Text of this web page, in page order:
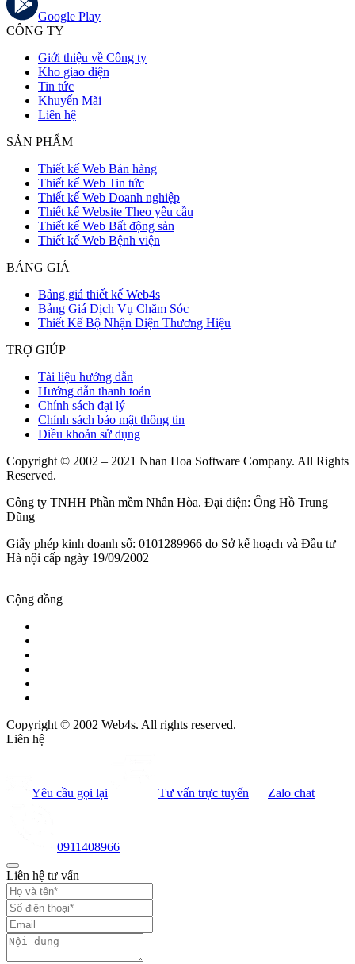
Google Play
CÔNG TY
Giới thiệu về Công ty
Kho giao diện
Tin tức
Khuyến Mãi
Liên hệ
SẢN PHẨM
Thiết kế Web Bán hàng
Thiết kế Web Tin tức
Thiết kế Web Doanh nghiệp
Thiết kế Website Theo yêu cầu
Thiết kế Web Bất động sản
Thiết kế Web Bệnh viện
BẢNG GIÁ
Bảng giá thiết kế Web4s
Bảng Giá Dịch Vụ Chăm Sóc
Thiết Kế Bộ Nhận Diện Thương Hiệu
TRỢ GIÚP
Tài liệu hướng dẫn
Hướng dẫn thanh toán
Chính sách đại lý
Chính sách bảo mật thông tin
Điều khoản sử dụng
Copyright © 2002 – 2021 Nhan Hoa Software Company. All Rights
Reserved.
Công ty TNHH Phần mềm Nhân Hòa. Đại diện: Ông Hồ Trung
Dũng
Giấy phép kinh doanh số: 0101289966 do Sở kế hoạch và Đầu tư
Hà nội cấp ngày 19/09/2002
Cộng đồng
Copyright © 2002 Web4s. All rights reserved.
Liên hệ
Yêu cầu gọi lại Tư vấn trực tuyến Zalo chat
0911408966
Liên hệ tư vấn